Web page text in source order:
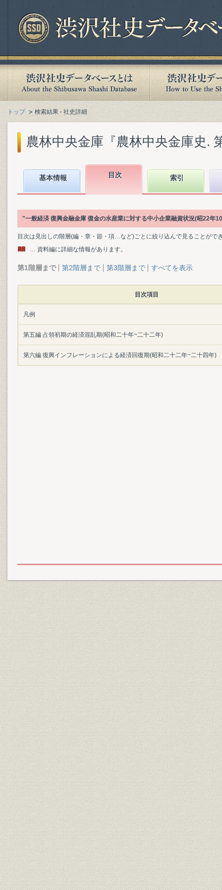
トップ 検索結果 - 社史詳細
農林中央金庫『農林中央金庫史.
基本情報 目次 索引
"一般経済 復興金融金庫 復金の水産業に対する中小企業融資状況(昭22年
目次は見出しの階層(編・章・節・項…など)ごとに絞り込んで見ることがで
… 資料編に詳細な情報があります。
第1階層まで 第2階層まで 第3階層まで すべてを表示
目次項目
凡例
第五編 占領初期の経済混乱期(昭和二十年~二十二年)
第六編 復興インフレーションによる経済回復期(昭和二十二年~二十四年)